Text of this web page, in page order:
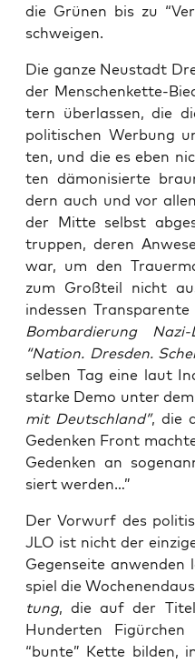
die Grü­nen bis zu
schweigen.
Die gan­ze Neu­stadt
der Men­schen­ket­te-
tern über­las­sen, die
poli­ti­schen Wer­bung
ten, und die es eben
ten dämo­ni­sier­te
dern auch und vor
der Mit­te selbst
trup­pen, deren
war, um den
zum Groß­teil nicht
indes­sen
Bom­bar­die­rung
“Nati­on. Dres­den.
sel­ben Tag eine laut
star­ke Demo unter
mit Deutsch­land”, die
Geden­ken Front
Geden­ken an
siert werden…”
Der Vor­wurf des
JLO ist nicht der
Gegen­sei­te
spiel die
tung, die auf der
Hun­der­ten
“bun­te” Ket­te bil­den,